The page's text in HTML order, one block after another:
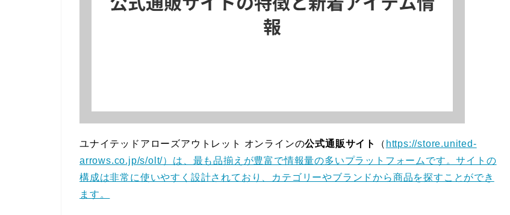
ユナイテッドアローズアウトレット オンラインの公式通販サイト （ https://store.united-
arrows.co.jp/s/olt/）は、最も品揃えが豊富で情報量の多いプラットフォームです。サイトの
構成は非常に使いやすく設計されており、カテゴリーやブランドから商品を探すことができ
ます。